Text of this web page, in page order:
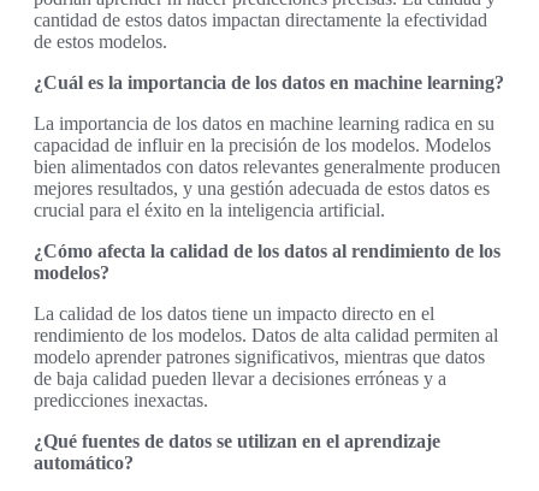
cantidad de estos datos impactan directamente la efectividad
de estos modelos.
¿Cuál es la importancia de los datos en machine learning?
La importancia de los datos en machine learning radica en su
capacidad de influir en la precisión de los modelos. Modelos
bien alimentados con datos relevantes generalmente producen
mejores resultados, y una gestión adecuada de estos datos es
crucial para el éxito en la inteligencia artificial.
¿Cómo afecta la calidad de los datos al rendimiento de los
modelos?
La calidad de los datos tiene un impacto directo en el
rendimiento de los modelos. Datos de alta calidad permiten al
modelo aprender patrones significativos, mientras que datos
de baja calidad pueden llevar a decisiones erróneas y a
predicciones inexactas.
¿Qué fuentes de datos se utilizan en el aprendizaje
automático?